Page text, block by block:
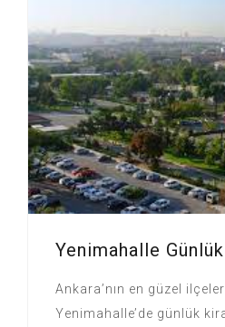
Yenimahalle
Ankara’nın en güzel
Yenimahalle’de günlük